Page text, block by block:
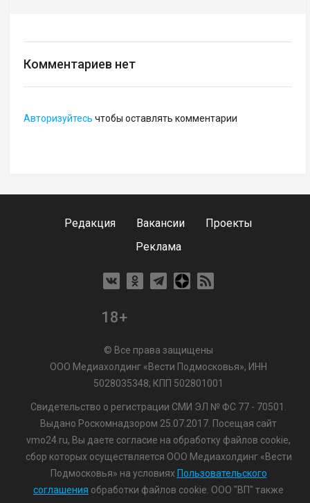
Комментариев нет
Авторизуйтесь чтобы оставлять комментарии
Редакция Вакансии
Проекты
Реклама
18+
© Все права защищены
ООО Медиахолдинг «Вести Подмосковья», ИНН
5028035348; КПП 502801001
Свидетельство о регистрации СМИ ЭЛ № ФС 77 - 70501.
Выдано Роскомнадзором 25.07.2017. Посещая сайт
vmo24.ru, Вы даете согласие на обработку файлов cookie,
сбор которых осуществляется ООО Медиахолдинг «Вести
Подмосковья» на условиях Пользовательского
соглашения обработки файлов cookie. ООО "ВП" также